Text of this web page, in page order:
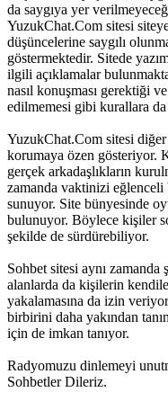
da saygıya yer
YuzukChat.Com sitesi
düşüncelerine saygılı
göstermektedir. Sitede
ilgili açıklamalar
nasıl konuşması gerektiği
edilmemesi gibi kurallara
YuzukChat.Com sitesi diğer
korumaya özen gösteriyor.
gerçek arkadaşlıkların
zamanda vaktinizi eğlenceli
sunuyor. Site bünyesinde
bulunuyor. Böylece kişiler
şekilde de sürdürebiliyor.
Sohbet sitesi aynı
alanlarda da kişilerin
yakalamasına da izin
birbirini daha yakından
için de imkan tanıyor.
Radyomuzu dinlemeyi
Sohbetler Dileriz.